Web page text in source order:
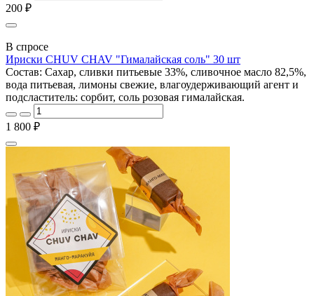
200 ₽
В спросе
Ириски CHUV CHAV "Гималайская соль" 30 шт
Состав: Cахар, сливки питьевые 33%, сливочное масло 82,5%,
вода питьевая, лимоны свежие, влагоудерживающий агент и
подсластитель: сорбит, соль розовая гималайская.
1 800 ₽